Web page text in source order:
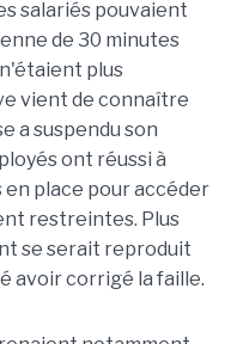
salariés pouvaient
de 30 minutes
plus
vient de connaître
a suspendu son
ont réussi à
place pour accéder
restreintes. Plus
se serait reproduit
avoir corrigé la faille.